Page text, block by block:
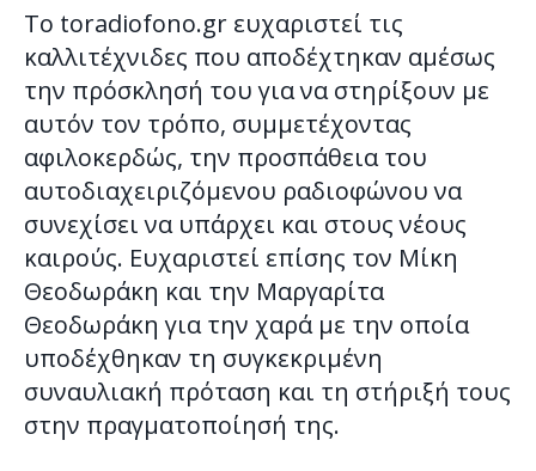
Το toradiofono.gr ευχαριστεί τις
καλλιτέχνιδες που αποδέχτηκαν αμέσως
την πρόσκλησή του για να στηρίξουν με
αυτόν τον τρόπο, συμμετέχοντας
αφιλοκερδώς, την προσπάθεια του
αυτοδιαχειριζόμενου ραδιοφώνου να
συνεχίσει να υπάρχει και στους νέους
καιρούς. Ευχαριστεί επίσης τον Μίκη
Θεοδωράκη και την Μαργαρίτα
Θεοδωράκη για την χαρά με την οποία
υποδέχθηκαν τη συγκεκριμένη
συναυλιακή πρόταση και τη στήριξή τους
στην πραγματοποίησή της.